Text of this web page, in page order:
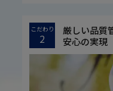
こだわり
2
厳しい品質
安心の実現